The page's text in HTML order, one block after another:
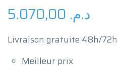
د.م.
Livraison gratuite 48h/72h
Meilleur prix